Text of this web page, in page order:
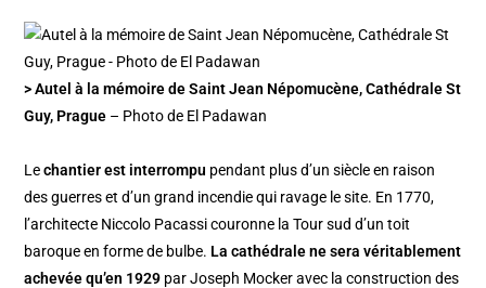
> Autel à la mémoire de Saint Jean Népomucène, Cathédrale St
Guy, Prague – Photo de El Padawan
Lechantier est interrompu pendant plus d’un siècle en raison
des guerres et d’un grand incendie qui ravage le site. En 1770,
l’architecte Niccolo Pacassi couronne la Tour sud d’un toit
baroque en forme de bulbe. La cathédrale ne sera véritablement
achevée qu’en 1929 par Joseph Mocker avec la construction des